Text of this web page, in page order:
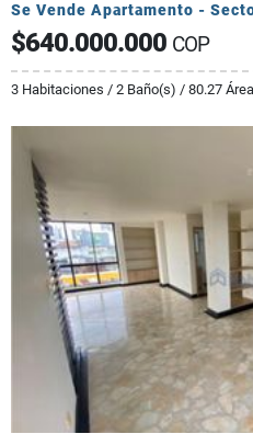
Se Vende Apartamento -
$640.000.000 COP
3 Habitaciones / 2 Baño(s) / 80.27